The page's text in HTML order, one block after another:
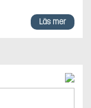
Läs mer